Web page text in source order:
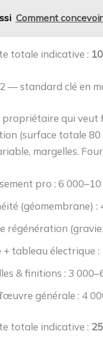
Comment
totale indicative :
— standard clé en
propriétaire qui veut
(surface totale 80
margelles.
pro : 6
(géomembrane) :
régénération
+ tableau électrique :
& finitions : 3
générale : 4
totale indicative :